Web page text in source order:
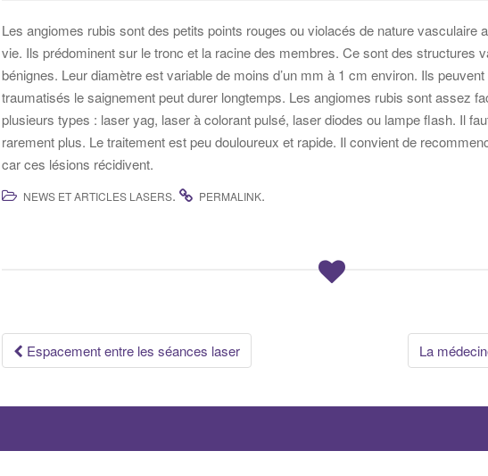
Les angiomes rubis sont des petits points rouges ou violacés de nature vasculaire
vie. Ils prédominent sur le tronc et la racine des membres. Ce sont des structures
bénignes. Leur diamètre est variable de moins d’un mm à 1 cm environ. Ils
traumatisés le saignement peut durer longtemps. Les angiomes rubis sont assez
plusieurs types : laser yag, laser à colorant pulsé, laser diodes ou lampe flash. Il
rarement plus. Le traitement est peu douloureux et rapide. Il convient de
car ces lésions récidivent.
NEWS ET ARTICLES LASERS. PERMALINK.
Navigation
des
articles
Espacement entre les séances laser La